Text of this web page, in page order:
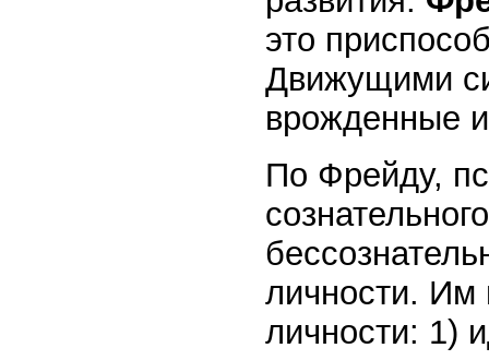
это
Движущими
врожденные
По Фрейду,
личности. Им
личности: 1)